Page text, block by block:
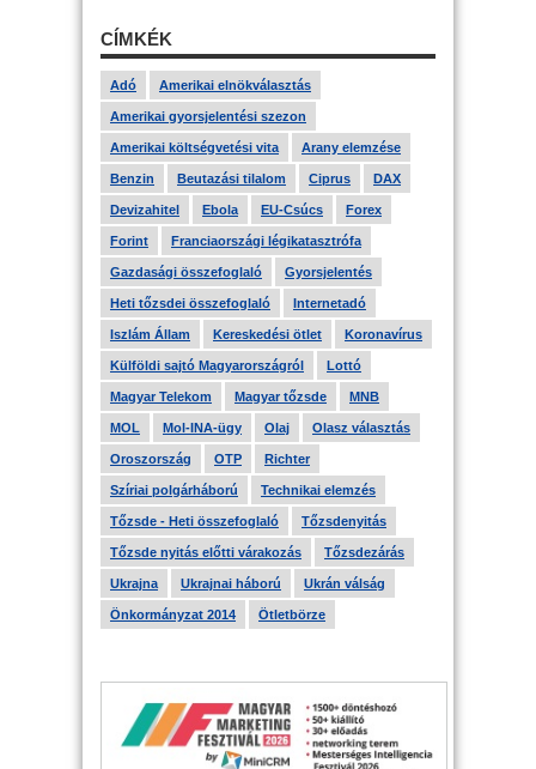
CÍMKÉK
Adó Amerikai elnökválasztás
Amerikai gyorsjelentési szezon
Amerikai költségvetési vita Arany elemzése
Benzin Beutazási tilalom Ciprus DAX
Devizahitel Ebola EU-Csúcs Forex
Forint Franciaországi légikatasztrófa
Gazdasági összefoglaló Gyorsjelentés
Heti tőzsdei összefoglaló Internetadó
Iszlám Állam Kereskedési ötlet Koronavírus
Külföldi sajtó Magyarországról Lottó
Magyar Telekom Magyar tőzsde MNB
MOL Mol-INA-ügy Olaj Olasz választás
Oroszország OTP Richter
Szíriai polgárháború Technikai elemzés
Tőzsde - Heti összefoglaló Tőzsdenyitás
Tőzsde nyitás előtti várakozás Tőzsdezárás
Ukrajna Ukrajnai háború Ukrán válság
Önkormányzat 2014 Ötletbörze